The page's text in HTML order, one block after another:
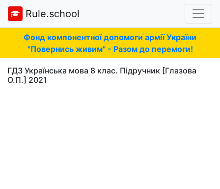
Rule.school
Фонд компонентної допомоги армії України
"Повернись живим" - Разом до перемоги!
ГДЗ Українська мова 8 клас. Підручник [Глазова
О.П.] 2021